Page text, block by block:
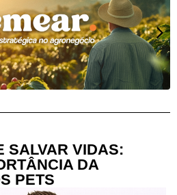
SALVAR VIDAS:
DA
PETS